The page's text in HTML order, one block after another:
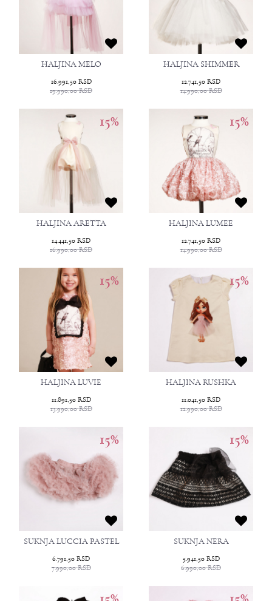
HALJINA MELO
16.991,50 RSD
19.990,00RSD
HALJINA SHIMMER
12.741,50 RSD
14.990,00RSD
15%
HALJINA ARETTA
14.441,50 RSD
16.990,00RSD
15%
HALJINA LUMEE
12.741,50 RSD
14.990,00RSD
15%
HALJINA LUVIE
11.891,50 RSD
13.990,00RSD
15%
HALJINA RUSHKA
11.041,50 RSD
12.990,00RSD
15%
SUKNJA LUCCIA PASTEL
6.791,50 RSD
7.990,00RSD
15%
SUKNJA NERA
5.941,50 RSD
6.990,00RSD